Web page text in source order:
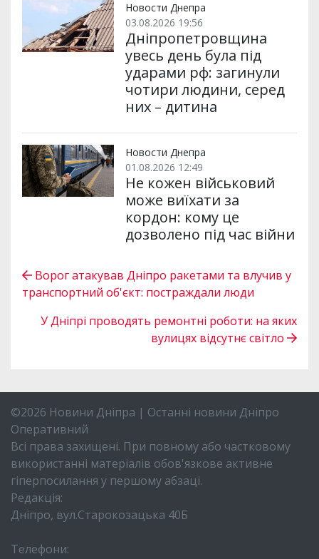
Новости Днепра
03.08.2026 19:56
Дніпропетровщина
увесь день була під
ударами рф: загинули
чотири людини, серед
них – дитина
Новости Днепра
01.08.2026 12:49
Не кожен військовий
може виїхати за
кордон: кому це
дозволено під час війни
Ворог атакував Дніпро ракетами та влучив у
транспортний об'єкт: постраждали люди
У Дніпрі проводять ремонтні роботи: на яких
вулицях відсутнє світло
©2026 Новини Дніпра | Останні новини Дніпро
Оперативний
Всі права захищені. При повному або частковому
використанні матеріалів обов'язкове активне
гіперпосилання у першому абзаці.
Редакція:
Дніпро, вул.Старокозацька 40Б
Телефони: